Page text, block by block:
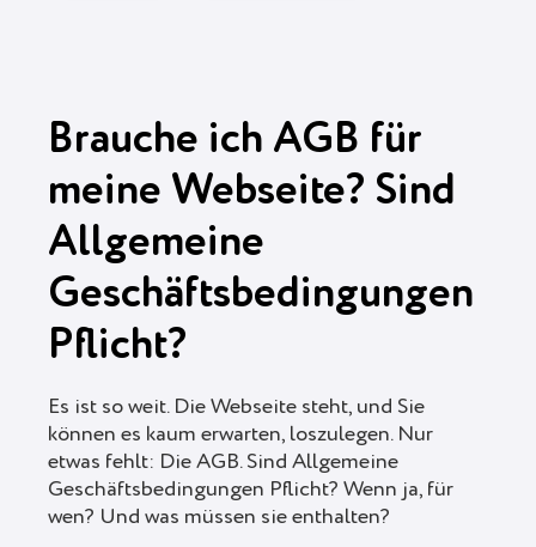
Brauche ich AGB für
meine Webseite? Sind
Allgemeine
Geschäftsbedingungen
Pflicht?
Es ist so weit. Die Webseite steht, und Sie
können es kaum erwarten, loszulegen. Nur
etwas fehlt: Die AGB. Sind Allgemeine
Geschäftsbedingungen Pflicht? Wenn ja, für
wen? Und was müssen sie enthalten?